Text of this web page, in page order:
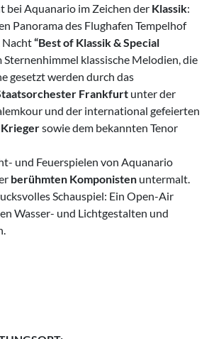
bei Aquanario im Zeichen der Klassik:
Panorama des Flughafen Tempelhof
Nacht“Best of Klassik & Special
Sternenhimmel klassische Melodien, die
gesetzt werden durch das
Frankfurt unter der
und der international gefeierten
sowie dem bekannten Tenor
und Feuerspielen von Aquanario
berühmten Komponisten untermalt.
Schauspiel: Ein Open-Air
Wasser- und Lichtgestalten und